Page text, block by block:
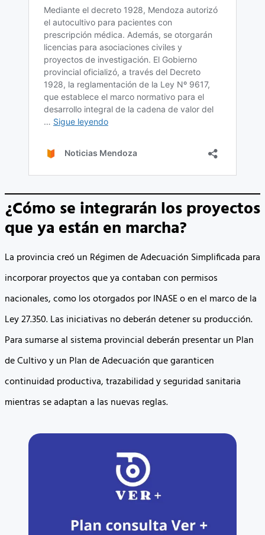
¿Cómo se integrarán los proyectos
que ya están en marcha?
La provincia creó un Régimen de Adecuación Simplificada para
incorporar proyectos que ya contaban con permisos
nacionales, como los otorgados por INASE o en el marco de la
Ley 27.350. Las iniciativas no deberán detener su producción.
Para sumarse al sistema provincial deberán presentar un Plan
de Cultivo y un Plan de Adecuación que garanticen
continuidad productiva, trazabilidad y seguridad sanitaria
mientras se adaptan a las nuevas reglas.